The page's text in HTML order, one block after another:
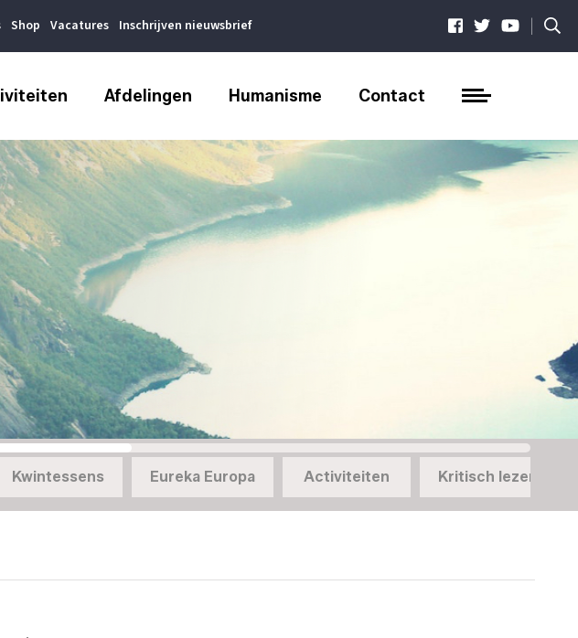
Shop Vacatures Inschrijven nieuwsbrief |
Afdelingen Humanisme Contact
Kwintessens Eureka Europa Activiteiten Kritisch lezen